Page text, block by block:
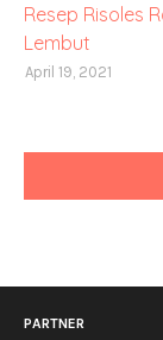
Resep Risoles
Lembut
April 19, 2021
PARTNER